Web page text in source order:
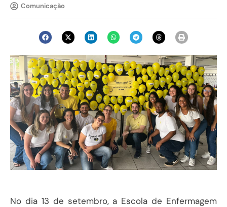
Comunicação
No dia 13 de setembro, a Escola de Enfermagem